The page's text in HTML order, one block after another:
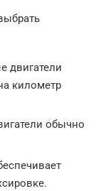
двигатели
километр
обычно